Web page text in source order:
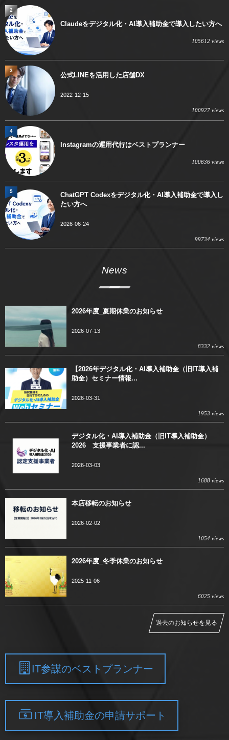
Claudeをデジタル化・AI導入補助金で導入したい方へ
105612 views
2
公式LINEを活用した店舗DX
2022-12-15
100927 views
3
Instagramの運用代行はベストプランナー
100636 views
4
ChatGPT Codexをデジタル化・AI導入補助金で導入し
たい方へ
2026-06-24
99734 views
5
News
2026年度_夏期休業のお知らせ
2026-07-13
8332 views
【2026年デジタル化・AI導入補助金（旧IT導入補
助金）セミナー情報...
2026-03-31
1953 views
デジタル化・AI導入補助金（旧IT導入補助金）
2026 支援事業者に認...
2026-03-03
1688 views
本店移転のお知らせ
2026-02-02
1054 views
2026年度_冬季休業のお知らせ
2025-11-06
6025 views
過去のお知らせを見る
IT参謀のベストプランナー
IT導入補助金の申請サポート